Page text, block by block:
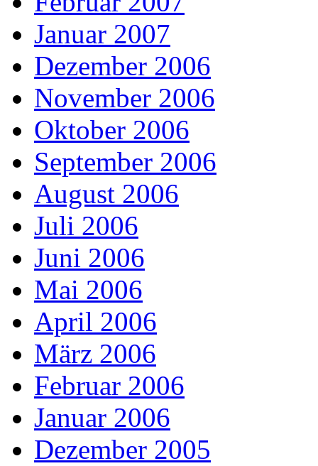
Januar 2007
Dezember 2006
November 2006
Oktober 2006
September 2006
August 2006
Juli 2006
Juni 2006
Mai 2006
April 2006
März 2006
Februar 2006
Januar 2006
Dezember 2005